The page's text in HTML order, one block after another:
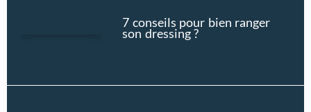
7 conseils pour bien ranger
son dressing ?